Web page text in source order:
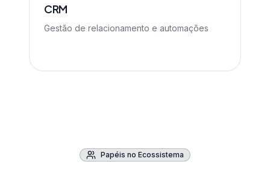
CRM
Gestão de relacionamento e automações
Papéis no Ecossistema